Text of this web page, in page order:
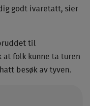
godt ivaretatt, sier
til
at folk kunne ta turen
besøk av tyven.